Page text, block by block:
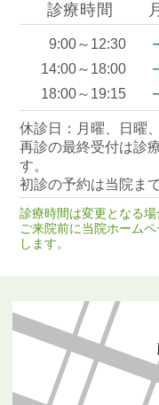
休診日：月曜、日曜
再診の最終受付は診
す。
初診の予約は当院ま
診療時間 月
9:00～12:30 －
14:00～18:00 －
18:00～19:15 －
診療時間は変更となる場
ご来院前に当院ホームペ
します。